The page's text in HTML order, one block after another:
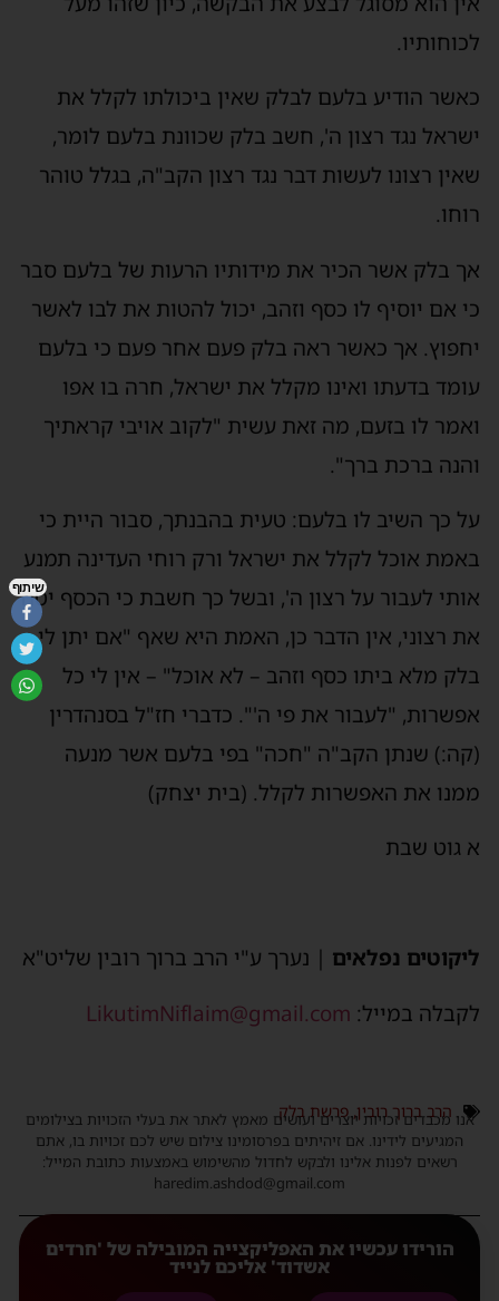
לכוחותיו.
כאשר הודיע בלעם לבלק שאין ביכולתו לקלל את
ישראל נגד רצון ה', חשב בלק שכוונת בלעם לומר,
שאין רצונו לעשות דבר נגד רצון הקב"ה, בגלל טוהר
רוחו.
אך בלק אשר הכיר את מידותיו הרעות של בלעם סבר
כי אם יוסיף לו כסף וזהב, יכול להטות את לבו לאשר
יחפוץ. אך כאשר ראה בלק פעם אחר פעם כי בלעם
עומד בדעתו ואינו מקלל את ישראל, חרה בו אפו
ואמר לו בזעם, מה זאת עשית "לקוב אויבי קראתיך
והנה ברכת ברך".
על כך השיב לו בלעם: טעית בהבנתך, סבור היית כי
באמת אוכל לקלל את ישראל ורק רוחי העדינה תמנע
אותי לעבור על רצון ה', ובשל כך חשבת כי הכסף יטה
את רצוני, אין הדבר כן, האמת היא שאף "אם יתן לי
בלק מלא ביתו כסף וזהב – לא אוכל" – אין לי כל
אפשרות, "לעבור את פי ה'". כדברי חז"ל בסנהדרין
(קה:) שנתן הקב"ה "חכה" בפי בלעם אשר מנעה
ממנו את האפשרות לקלל. (בית יצחק)
א גוט שבת
ליקוטים נפלאים | נערך ע"י הרב ברוך רובין שליט"א
לקבלה במייל: LikutimNiflaim@gmail.com
הרב ברוך רובין,פרשת בלק
אנו מכבדים זכויות יוצרים ועושים מאמץ לאתר את בעלי הזכויות בצילומים
המגיעים לידינו. אם זיהיתים בפרסומינו צילום שיש לכם זכויות בו, אתם
רשאים לפנות אלינו ולבקש לחדול מהשימוש באמצעות כתובת המייל:
haredim.ashdod@gmail.com
הורידו עכשיו את האפליקצייה המובילה של 'חרדים
אשדוד' אליכם לנייד
שיתוף